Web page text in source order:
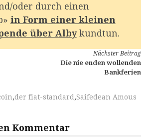
oder durch einen
in Form einer kleinen
über Albykundtun.
Nächster Beitrag
Die nie enden wollenden
Bankferien
,der fiat-standard ,Saifedean Amous
Kommentar